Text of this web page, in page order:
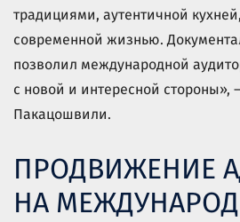
традициями, аутентичной
современной жизнью.
позволил международной
с новой и интересной стороны»,
Пакацошвили.
ПРОДВИЖЕНИЕ
НА